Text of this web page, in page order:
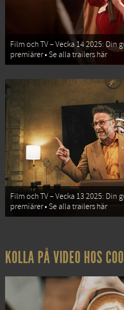
Film och TV – Vecka 14 2025: Din
premiärer • Se alla trailers här
Film och TV – Vecka 13 2025: Din
premiärer • Se alla trailers här
KOLLA PÅ VIDEO HOS